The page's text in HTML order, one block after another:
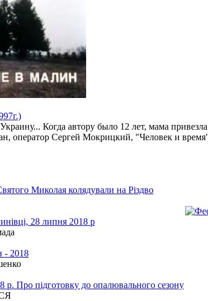
Когда автору было 12 лет, мама
оператор Сергей Мокрицкий, "Человек и
Миколая колядували на Різдво
28 липня 2018 р
- 2018
р. Про підготовку до опалювального сезону